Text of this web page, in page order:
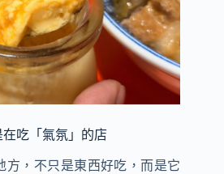
吃「氣氛」的店
方，不只是東西好吃，而是它